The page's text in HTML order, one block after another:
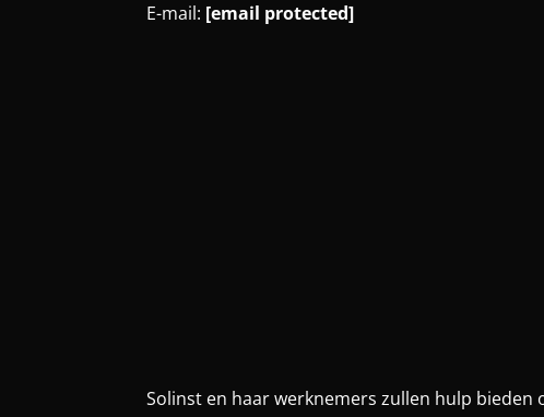
E-mail: [email protected]
Solinst en haar werknemers zullen hulp bieden